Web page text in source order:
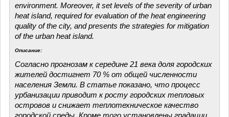
environment. Moreover, it set levels of the severity of urban
heat island, required for evaluation of the heat engineering
quality of the city, and presents the strategies for mitigation
of the urban heat island.
Описание:
Согласно прогнозам к середине 21 века доля городских
жителей достигнет 70 % от общей численности
населения Земли. В статье показано, что процесс
урбанизации приводит к росту городских тепловых
островов и снижает теплотехническое качество